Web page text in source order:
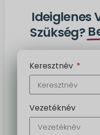
Ideiglenes
Szükség?
Keresztnév
Vezetéknév